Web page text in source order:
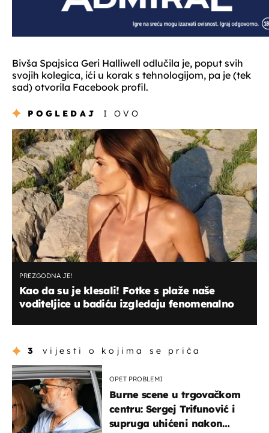
Bivša Spajsica Geri Halliwell odlučila je, poput svih
svojih kolegica, ići u korak s tehnologijom, pa je (tek
sad) otvorila Facebook profil.
POGLEDAJ I OVO
PREZGODNA JE!
Kao da su je klesali! Fotke s plaže naše
voditeljice u badiću izgledaju fenomenalno
3 vijesti o kojima se priča
OPET PROBLEMI
Burne scene u trgovačkom
centru: Sergej Trifunović i
supruga uhićeni nakon